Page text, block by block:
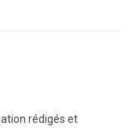
rédigés et